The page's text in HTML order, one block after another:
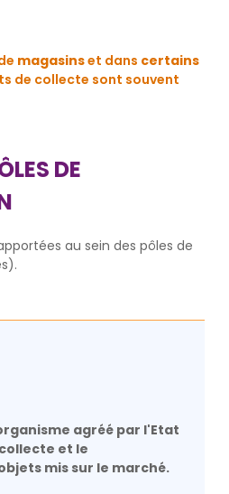
magasinset dans certains
de collecte sont souvent
DE
au sein des pôles de
agréé par l'Etat
et le
mis sur le marché.